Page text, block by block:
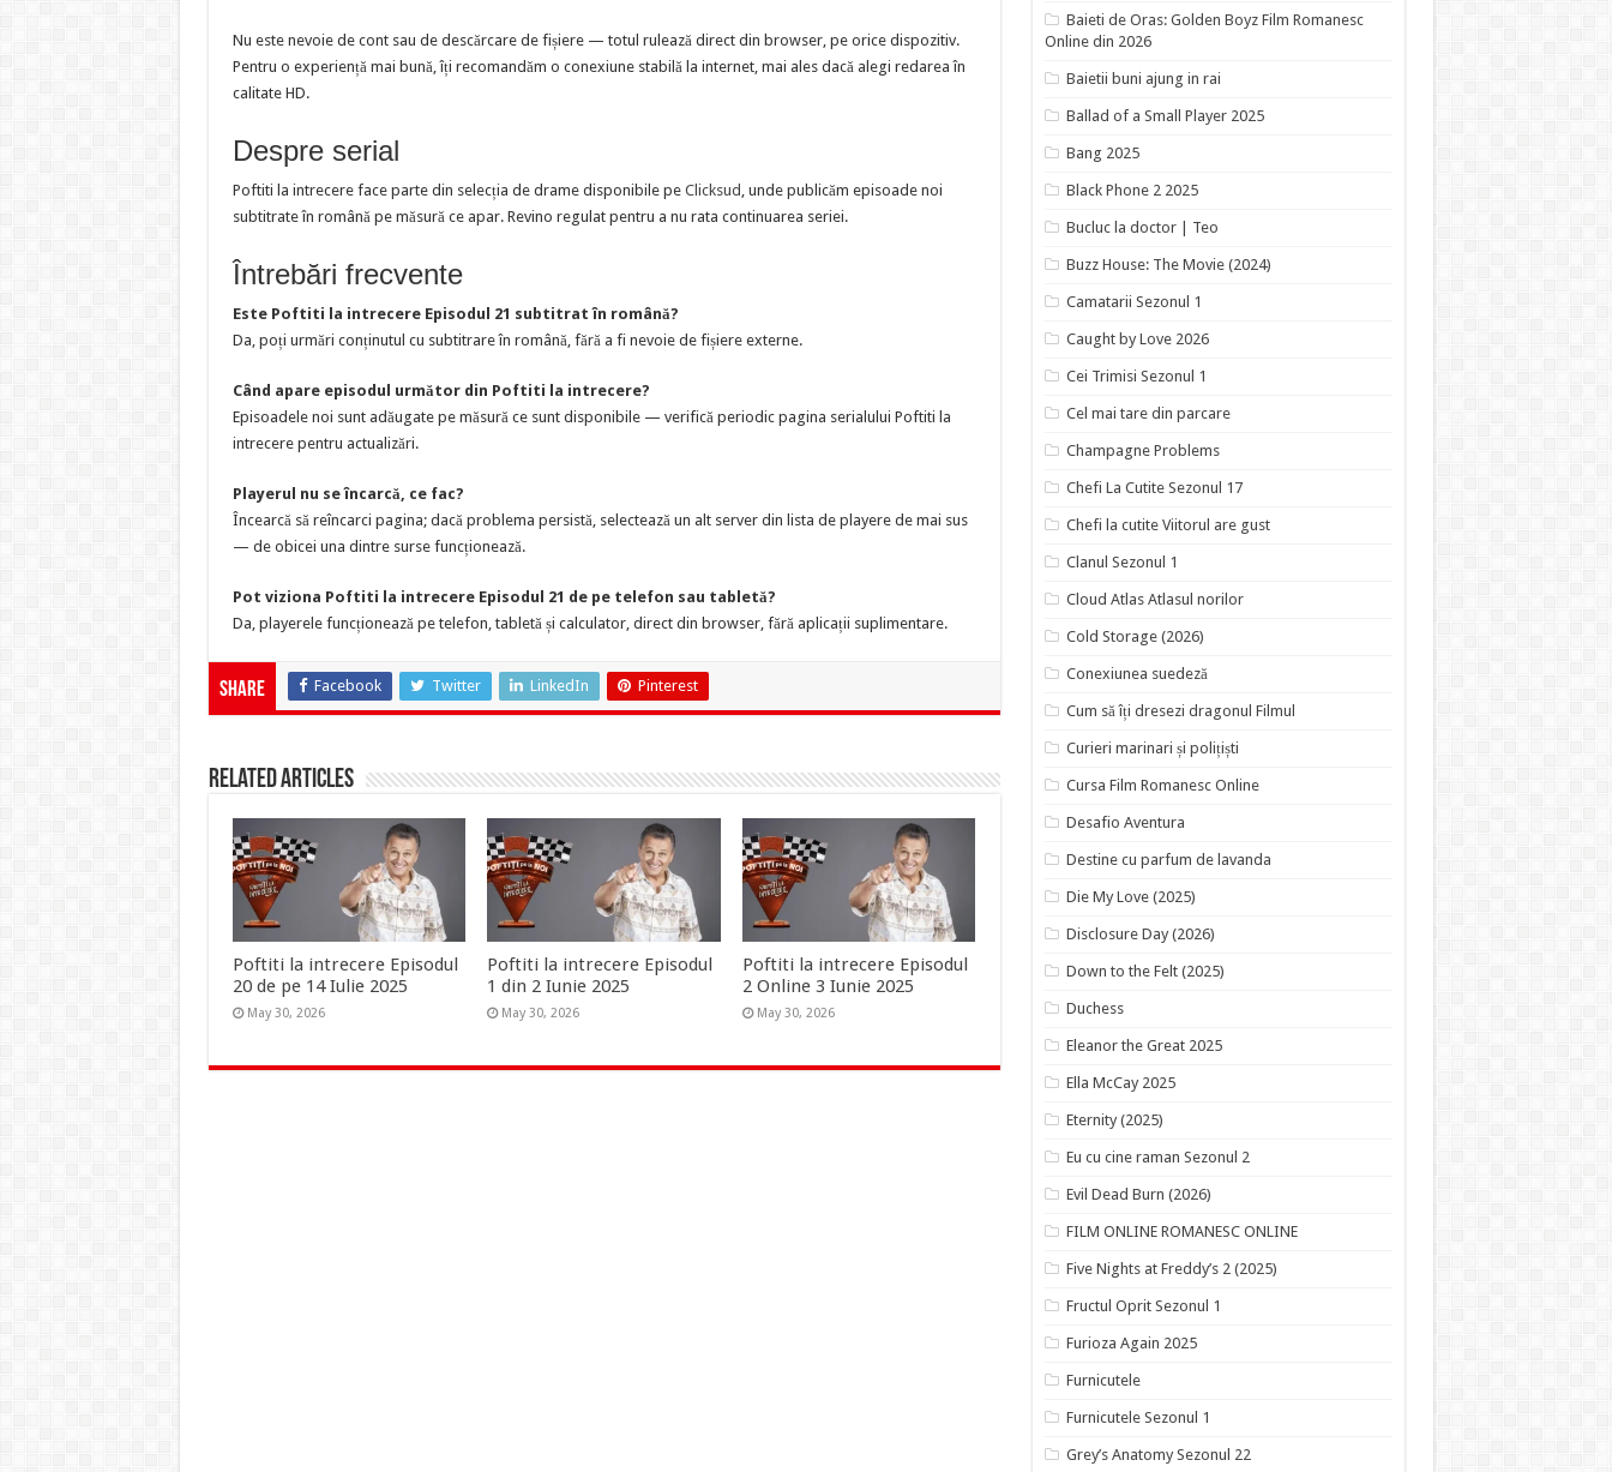
Nu este nevoie de cont sau de descărcare de fișiere — totul rulează direct din browser, pe orice dispozitiv.
Pentru o experiență mai bună, îți recomandăm o conexiune stabilă la internet, mai ales dacă alegi redarea în
calitate HD.
Despre serial
Poftiti la intrecere face parte din selecția de drame disponibile pe Clicksud , unde publicăm episoade noi
subtitrate în română pe măsură ce apar. Revino regulat pentru a nu rata continuarea seriei.
Întrebări frecvente
Este Poftiti la intrecere Episodul 21 subtitrat în română?
Da, poți urmări conținutul cu subtitrare în română, fără a fi nevoie de fișiere externe.
Când apare episodul următor din Poftiti la intrecere?
Episoadele noi sunt adăugate pe măsură ce sunt disponibile — verifică periodic pagina serialului Poftiti la
intrecere pentru actualizări.
Playerul nu se încarcă, ce fac?
Încearcă să reîncarci pagina; dacă problema persistă, selectează un alt server din lista de playere de mai sus
— de obicei una dintre surse funcționează.
Pot viziona Poftiti la intrecere Episodul 21 de pe telefon sau tabletă?
Da, playerele funcționează pe telefon, tabletă și calculator, direct din browser, fără aplicații suplimentare.
Share Facebook Twitter LinkedIn Pinterest
Related Articles
Poftiti la intrecere Episodul
20 de pe 14 Iulie 2025
May 30, 2026
Poftiti la intrecere Episodul
1 din 2 Iunie 2025
May 30, 2026
Poftiti la intrecere Episodul
2 Online 3 Iunie 2025
May 30, 2026
Baieti de Oras: Golden Boyz Film Romanesc
Online din 2026
Baietii buni ajung in rai
Ballad of a Small Player 2025
Bang 2025
Black Phone 2 2025
Bucluc la doctor | Teo
Buzz House: The Movie (2024)
Camatarii Sezonul 1
Caught by Love 2026
Cei Trimisi Sezonul 1
Cel mai tare din parcare
Champagne Problems
Chefi La Cutite Sezonul 17
Chefi la cutite Viitorul are gust
Clanul Sezonul 1
Cloud Atlas Atlasul norilor
Cold Storage (2026)
Conexiunea suedeză
Cum să îți dresezi dragonul Filmul
Curieri marinari și polițiști
Cursa Film Romanesc Online
Desafio Aventura
Destine cu parfum de lavanda
Die My Love (2025)
Disclosure Day (2026)
Down to the Felt (2025)
Duchess
Eleanor the Great 2025
Ella McCay 2025
Eternity (2025)
Eu cu cine raman Sezonul 2
Evil Dead Burn (2026)
FILM ONLINE ROMANESC ONLINE
Five Nights at Freddy’s 2 (2025)
Fructul Oprit Sezonul 1
Furioza Again 2025
Furnicutele
Furnicutele Sezonul 1
Grey’s Anatomy Sezonul 22